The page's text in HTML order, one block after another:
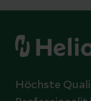
Höchste